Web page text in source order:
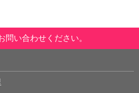
問い合わせください。